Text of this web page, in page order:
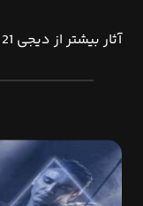
آثار بیشتر از دیجی 21